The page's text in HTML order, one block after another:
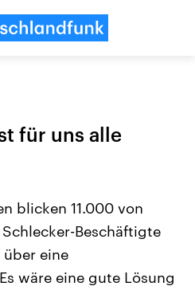
USA
für uns alle
blicken 11.000 von
Beschäftigte
eine
wäre eine gute Lösung